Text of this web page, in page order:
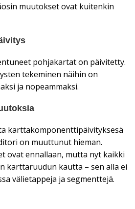
muutokset ovat kuitenkin
pohjakartat on päivitetty.
tekeminen näihin on
ja nopeammaksi.
karttakomponenttipäivityksesä
on muuttunut hieman.
ovat ennallaan, mutta nyt kaikki
karttaruudun kautta – sen alla ei
välietappeja ja segmenttejä.